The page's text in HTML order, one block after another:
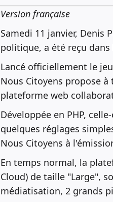
Version française
Samedi 11 janvier, Denis
politique, a été reçu
Lancé officiellement le
Nous Citoyens propose
plateforme web
Développée en PHP,
quelques réglages
Nous Citoyens à
En temps normal, la
Cloud) de taille "Large",
médiatisation, 2 grands